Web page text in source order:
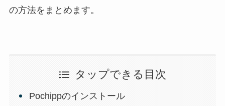
の方法をまとめます。
タップできる目次
Pochippのインストール